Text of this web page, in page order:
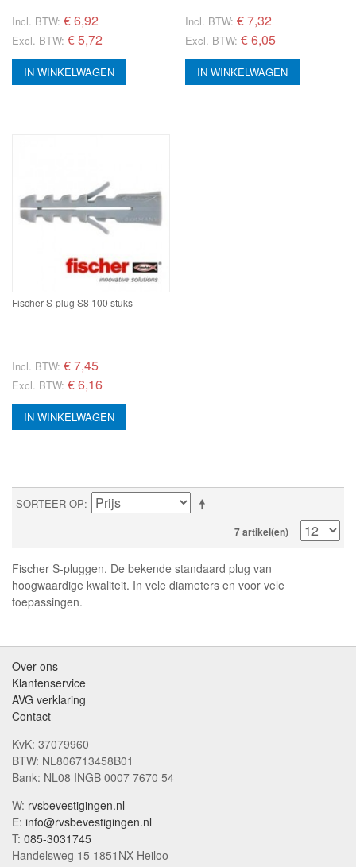
Incl. BTW: €6,92
Excl. BTW: € 5,72
IN WINKELWAGEN
Incl. BTW: €7,32
Excl. BTW: € 6,05
IN WINKELWAGEN
Fischer S-plug S8 100 stuks
Incl. BTW: €7,45
Excl. BTW: € 6,16
IN WINKELWAGEN
SORTEER OP
7 artikel(en)
Fischer S-pluggen. De bekende standaard plug van
hoogwaardige kwaliteit. In vele diameters en voor vele
toepassingen.
Over ons
Klantenservice
AVG verklaring
Contact
KvK: 37079960
BTW: NL806713458B01
Bank: NL08 INGB 0007 7670 54
W: rvsbevestigingen.nl
E: info@rvsbevestigingen.nl
T: 085-3031745
Handelsweg 15 1851NX Heiloo